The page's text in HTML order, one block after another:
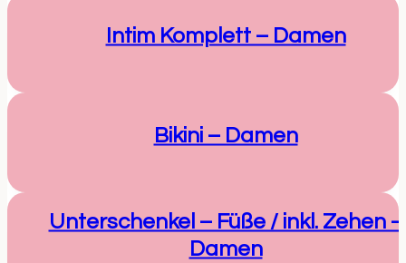
Intim Komplett – Damen
Bikini – Damen
Unterschenkel – Füße / inkl. Zehen –
Damen